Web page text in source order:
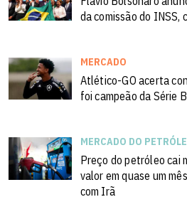
da comissão do INSS,
MERCADO
Atlético-GO acerta
foi campeão da Série
MERCADO DO
Preço do petróleo cai
valor em quase um
com Irã